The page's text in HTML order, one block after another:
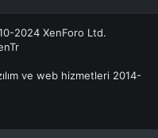
2024 XenForo Ltd.
ve web hizmetleri 2014-